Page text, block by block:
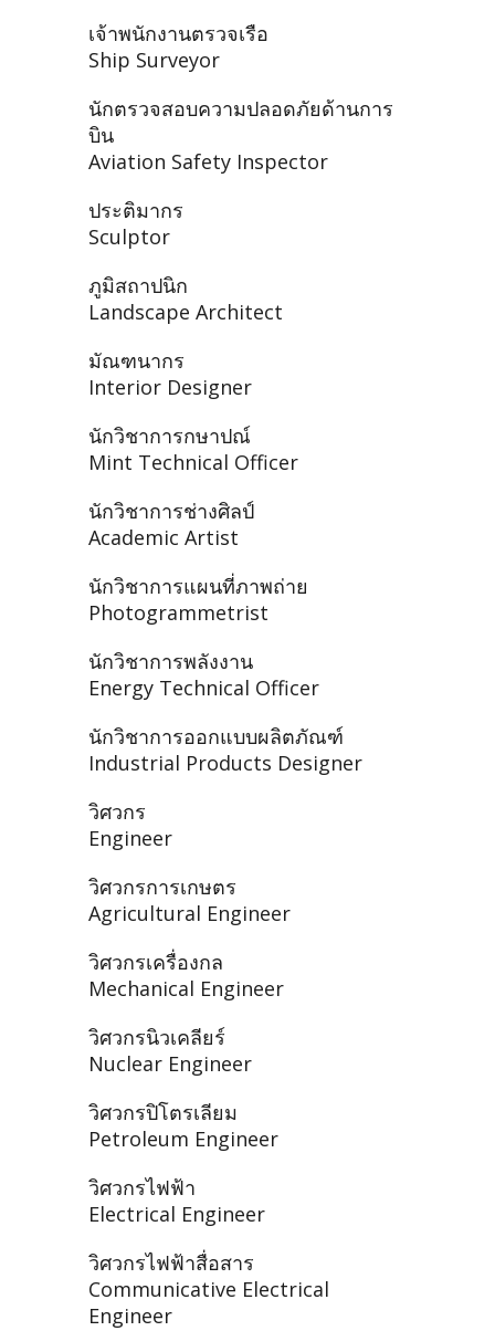
เจ้าพนักงานตรวจเรือ
Ship Surveyor
นักตรวจสอบความปลอดภัยด้านการ
บิน
Aviation Safety Inspector
ประติมากร
Sculptor
ภูมิสถาปนิก
Landscape Architect
มัณฑนากร
Interior Designer
นักวิชาการกษาปณ์
Mint Technical Officer
นักวิชาการช่างศิลป์
Academic Artist
นักวิชาการแผนที่ภาพถ่าย
Photogrammetrist
นักวิชาการพลังงาน
Energy Technical Officer
นักวิชาการออกแบบผลิตภัณฑ์
Industrial Products Designer
วิศวกร
Engineer
วิศวกรการเกษตร
Agricultural Engineer
วิศวกรเครื่องกล
Mechanical Engineer
วิศวกรนิวเคลียร์
Nuclear Engineer
วิศวกรปิโตรเลียม
Petroleum Engineer
วิศวกรไฟฟ้า
Electrical Engineer
วิศวกรไฟฟ้าสื่อสาร
Communicative Electrical
Engineer